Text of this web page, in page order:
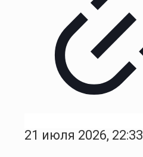
21 июля 2026, 22:33